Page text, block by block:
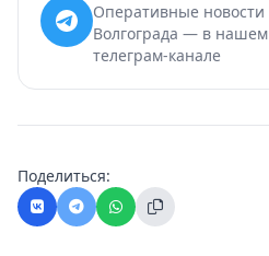
Оперативные новости
Волгограда — в нашем
телеграм-канале
Поделиться: